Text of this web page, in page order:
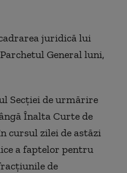
juridică lui
General luni,
Secției de urmărire
Înalta Curte de
cursul zilei de astăzi
a faptelor pentru
de